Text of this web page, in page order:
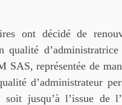
ont décidé de
d’administratrice
représentée de
d’administrateur
jusqu’à l’issue de